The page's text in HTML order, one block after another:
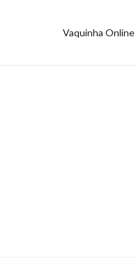
Vaquinha Online